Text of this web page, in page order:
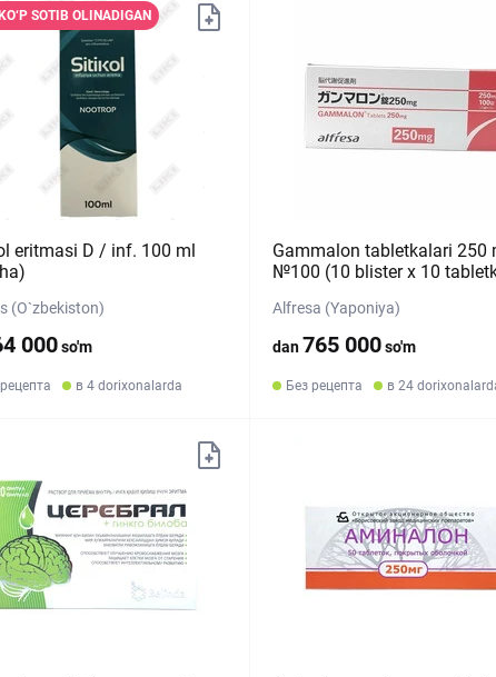
SOTIB OLINADIGAN
eritmasi D / inf. 100 ml
(O`zbekiston)
000so'm
в 4 dorixonalarda
Gammalon tabletkalari 250
№100 (10 blister х 10
Alfresa (Yaponiya)
dan765 000so'm
Без рецепта в 24